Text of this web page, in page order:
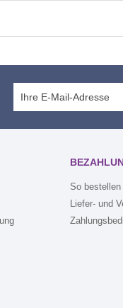
So bestellen
Liefer- und